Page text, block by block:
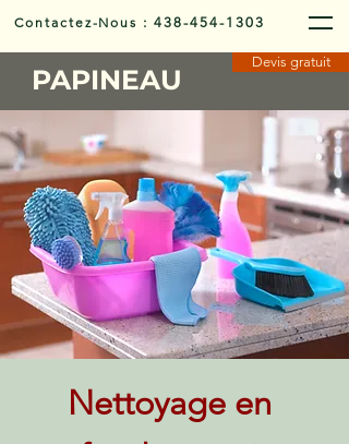
Contactez-Nous :438-454-1303
PAPINEAU
Devis gratuit
Nettoyage en